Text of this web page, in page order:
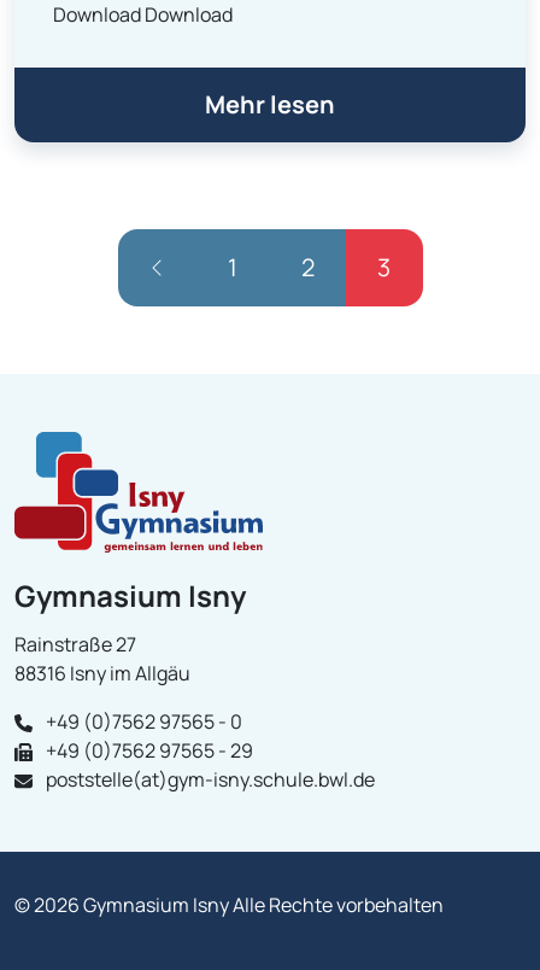
Download Download
Mehr lesen
Navigation: Vorheriges
1 2 3
Gymnasium Isny
Rainstraße 27
88316 Isny im Allgäu
+49 (0)7562 97565 - 0
+49 (0)7562 97565 - 29
poststelle(at)gym-isny.schule.bwl.de
© 2026 Gymnasium Isny Alle Rechte vorbehalten